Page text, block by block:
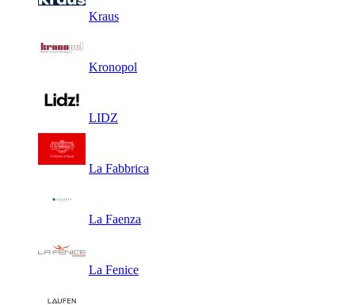
Kraus
Kronopol
LIDZ
La Fabbrica
La Faenza
La Fenice